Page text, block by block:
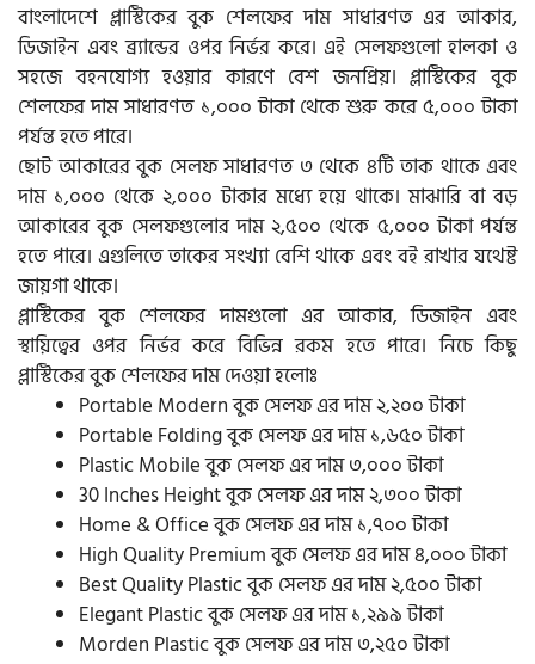
বাংলাদেশে প্লাস্টিকের বুক শেলফের দাম সাধারণত এর আকার,
ডিজাইন এবং ব্র্যান্ডের ওপর নির্ভর করে। এই সেলফগুলো হালকা ও
সহজে বহনযোগ্য হওয়ার কারণে বেশ জনপ্রিয়। প্লাস্টিকের বুক
শেলফের দাম সাধারণত ১,০০০ টাকা থেকে শুরু করে ৫,০০০ টাকা
পর্যন্ত হতে পারে।
ছোট আকারের বুক সেলফ সাধারণত ৩ থেকে ৪টি তাক থাকে এবং
দাম ১,০০০ থেকে ২,০০০ টাকার মধ্যে হয়ে থাকে। মাঝারি বা বড়
আকারের বুক সেলফগুলোর দাম ২,৫০০ থেকে ৫,০০০ টাকা পর্যন্ত
হতে পারে। এগুলিতে তাকের সংখ্যা বেশি থাকে এবং বই রাখার যথেষ্ট
জায়গা থাকে।
প্লাস্টিকের বুক শেলফের দামগুলো এর আকার, ডিজাইন এবং
স্থায়িত্বের ওপর নির্ভর করে বিভিন্ন রকম হতে পারে। নিচে কিছু
প্লাস্টিকের বুক শেলফের দাম দেওয়া হলোঃ
Portable Modern বুক সেলফ এর দাম ২,২০০ টাকা
Portable Folding বুক সেলফ এর দাম ১,৬৫০ টাকা
Plastic Mobile বুক সেলফ এর দাম ৩,০০০ টাকা
30 Inches Height বুক সেলফ এর দাম ২,৩০০ টাকা
Home & Office বুক সেলফ এর দাম ১,৭০০ টাকা
High Quality Premium বুক সেলফ এর দাম ৪,০০০ টাকা
Best Quality Plastic বুক সেলফ এর দাম ২,৫০০ টাকা
Elegant Plastic বুক সেলফ এর দাম ১,২৯৯ টাকা
Morden Plastic বুক সেলফ এর দাম ৩,২৫০ টাকা